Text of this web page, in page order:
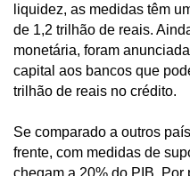
liquidez, as medidas têm
de 1,2 trilhão de reais.
monetária, foram
capital aos bancos que
trilhão de reais no crédito.
Se comparado a outros
frente, com medidas de